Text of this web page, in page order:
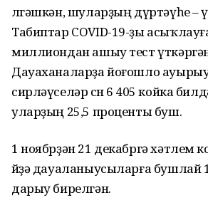
өлгәшкән, шуларҙың дүртәүһе –
Табиптар COVID-19-ҙы
миллиондан ашыу тест
Дауаханаларҙа йоғошло
сирләүселәр өсөн 6 405 койка
уларҙың 25,5 проценты буш.
1 ноябрҙән 21 декабргә хәтлем
өйҙә дауаланыусыларға бушлай
дарыу бирелгән.